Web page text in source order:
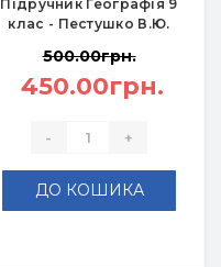
Підручник Географія 9
клас - Пестушко В.Ю.
500.00грн.
450.00грн.
- +
ДО КОШИКА